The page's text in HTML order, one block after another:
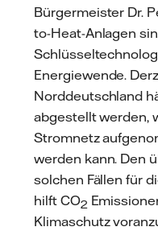
Bürgermeister Dr.
to-Heat-Anlagen
Energiewende.
Norddeutschland
abgestellt werden,
Stromnetz
werden kann. Den
solchen Fällen für
hilft CO2
Klimaschutz